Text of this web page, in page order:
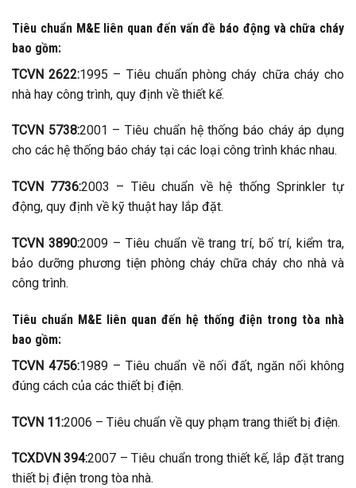
Tiêu chuẩn M&E liên quan đến vấn đề báo động và chữa cháy
bao gồm:
TCVN 2622:1995 – Tiêu chuẩn phòng cháy chữa cháy cho
nhà hay công trình, quy định về thiết kế.
TCVN 5738:2001 – Tiêu chuẩn hệ thống báo cháy áp dụng
cho các hệ thống báo cháy tại các loại công trình khác nhau.
TCVN 7736:2003 – Tiêu chuẩn về hệ thống Sprinkler tự
động, quy định về kỹ thuật hay lắp đặt.
TCVN 3890:2009 – Tiêu chuẩn về trang trí, bố trí, kiểm tra,
bảo dưỡng phương tiện phòng cháy chữa cháy cho nhà và
công trình.
Tiêu chuẩn M&E liên quan đến hệ thống điện trong tòa nhà
bao gồm:
TCVN 4756:1989 – Tiêu chuẩn về nối đất, ngăn nối không
đúng cách của các thiết bị điện.
TCVN 11:2006 – Tiêu chuẩn về quy phạm trang thiết bị điện.
TCXDVN 394:2007 – Tiêu chuẩn trong thiết kế, lắp đặt trang
thiết bị điện trong tòa nhà.